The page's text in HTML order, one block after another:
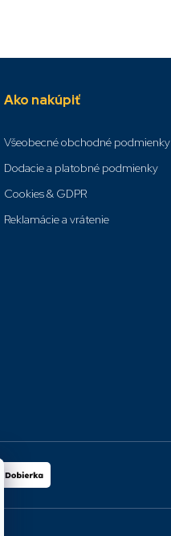
Ako nakúpiť
Všeobecné obchodné podmienky
Dodacie a platobné podmienky
Cookies & GDPR
Reklamácie a vrátenie